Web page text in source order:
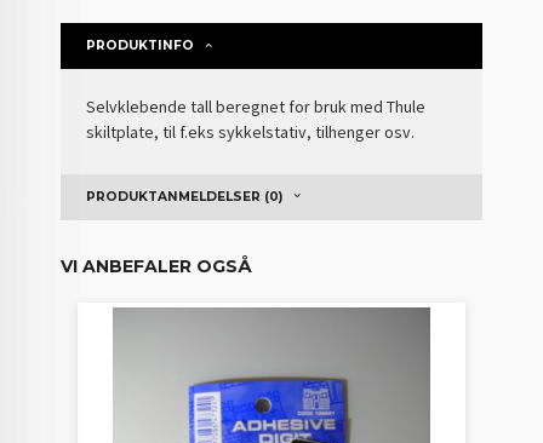
PRODUKTINFO
Selvklebende tall beregnet for bruk med Thule
skiltplate, til f.eks sykkelstativ, tilhenger osv.
PRODUKTANMELDELSER (0)
VI ANBEFALER OGSÅ